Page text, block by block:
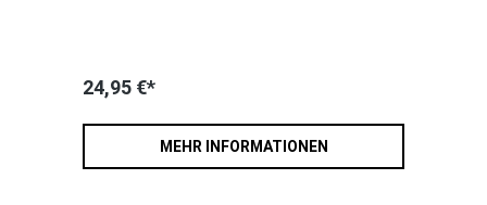
24,95 €*
MEHR INFORMATIONEN